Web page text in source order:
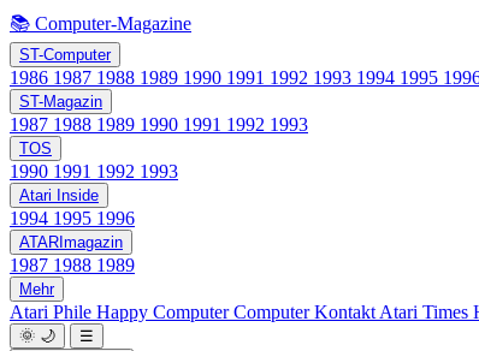
📚 Computer-Magazine
ST-Computer
1986 1987 1988 1989 1990 1991 1992 1993 1994 1995
ST-Magazin
1987 1988 1989 1990 1991 1992 1993
TOS
1990 1991 1992 1993
Atari Inside
1994 1995 1996
ATARImagazin
1987 1988 1989
Mehr
Atari Phile Happy ComputerComputer Kontakt Atari Times
🌞 🌙
☰